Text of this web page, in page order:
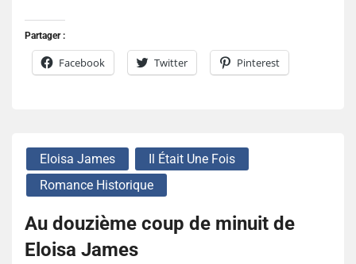
Partager :
Facebook Twitter Pinterest
Eloisa James
Il Était Une Fois
Romance Historique
Au douzième coup de minuit de
Eloisa James